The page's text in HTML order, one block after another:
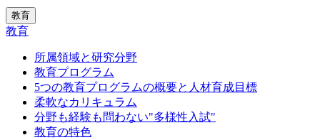
教育
教育
所属領域と研究分野
教育プログラム
5つの教育プログラムの概要と人材育成目標
柔軟なカリキュラム
分野も経験も問わない"多様性入試"
教育の特色